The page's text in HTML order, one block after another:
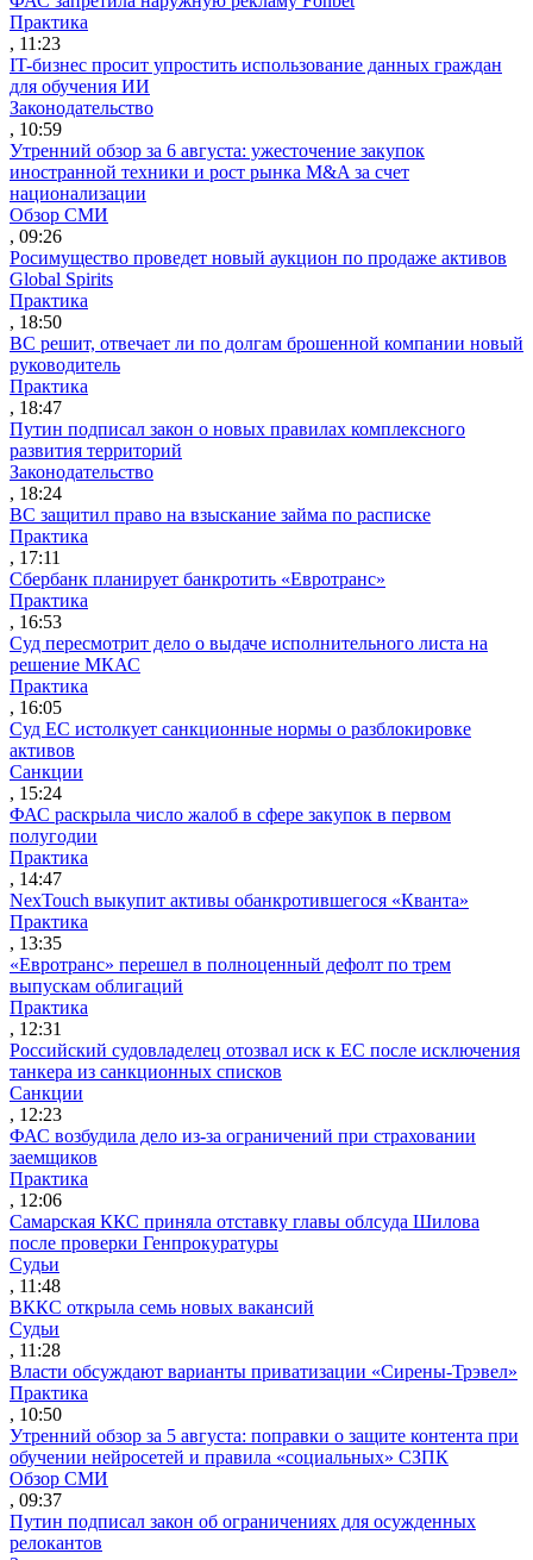
Практика
, 11:23
IT-бизнес просит упростить использование данных граждан
для обучения ИИ
Законодательство
, 10:59
Утренний обзор за 6 августа: ужесточение закупок
иностранной техники и рост рынка M&A за счет
национализации
Обзор СМИ
, 09:26
Росимущество проведет новый аукцион по продаже активов
Global Spirits
Практика
, 18:50
ВС решит, отвечает ли по долгам брошенной компании новый
руководитель
Практика
, 18:47
Путин подписал закон о новых правилах комплексного
развития территорий
Законодательство
, 18:24
ВС защитил право на взыскание займа по расписке
Практика
, 17:11
Сбербанк планирует банкротить «Евротранс»
Практика
, 16:53
Суд пересмотрит дело о выдаче исполнительного листа на
решение МКАС
Практика
, 16:05
Суд ЕС истолкует санкционные нормы о разблокировке
активов
Санкции
, 15:24
ФАС раскрыла число жалоб в сфере закупок в первом
полугодии
Практика
, 14:47
NexTouch выкупит активы обанкротившегося «Кванта»
Практика
, 13:35
«Евротранс» перешел в полноценный дефолт по трем
выпускам облигаций
Практика
, 12:31
Российский судовладелец отозвал иск к ЕС после исключения
танкера из санкционных списков
Санкции
, 12:23
ФАС возбудила дело из-за ограничений при страховании
заемщиков
Практика
, 12:06
Самарская ККС приняла отставку главы облсуда Шилова
после проверки Генпрокуратуры
Судьи
, 11:48
ВККС открыла семь новых вакансий
Судьи
, 11:28
Власти обсуждают варианты приватизации «Сирены-Трэвел»
Практика
, 10:50
Утренний обзор за 5 августа: поправки о защите контента при
обучении нейросетей и правила «социальных» СЗПК
Обзор СМИ
, 09:37
Путин подписал закон об ограничениях для осужденных
релокантов